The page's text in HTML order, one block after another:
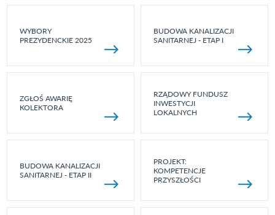
WYBORY
PREZYDENCKIE 2025
BUDOWA KANALIZACJI
SANITARNEJ - ETAP I
ZGŁOŚ AWARIĘ
KOLEKTORA
RZĄDOWY FUNDUSZ
INWESTYCJI
LOKALNYCH
BUDOWA KANALIZACJI
SANITARNEJ - ETAP II
PROJEKT:
KOMPETENCJE
PRZYSZŁOŚCI